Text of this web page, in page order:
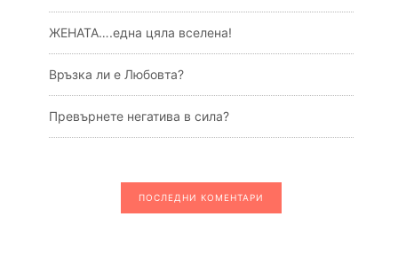
ЖЕНАТА….една цяла вселена!
Връзка ли е Любовта?
Превърнете негатива в сила?
ПОСЛЕДНИ КОМЕНТАРИ